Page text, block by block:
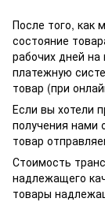
После того, как
состояние
рабочих дней на
платежную
товар (при
Если вы хотели
получения нами
товар
Стоимость
надлежащего
товары